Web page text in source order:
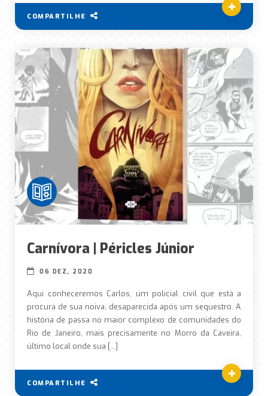
COMPARTILHE
Carnívora | Péricles Júnior
06 DEZ, 2020
Aqui conheceremos Carlos, um policial civil que está a
procura de sua noiva, desaparecida após um sequestro. A
história de passa no maior complexo de comunidades do
Rio de Janeiro, mais precisamente no Morro da Caveira,
último local onde sua […]
COMPARTILHE